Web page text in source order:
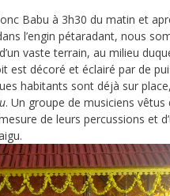
Babu à 3h30 du matin et
l’engin pétaradant, nous
vaste terrain, au milieu
est décoré et éclairé par de
habitants sont déjà sur
. Un groupe de musiciens vêtus
de leurs percussions et